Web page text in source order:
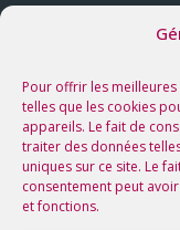
Pour offrir les
telles que les cookies
appareils. Le fait de
traiter des données
uniques sur ce site. Le
consentement peut
et fonctions.
Nos prochaines
Voir tous les
Suivez-nous sur